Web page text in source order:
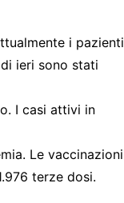
i pazienti
ieri sono stati
I casi attivi in
Le vaccinazioni
terze dosi.